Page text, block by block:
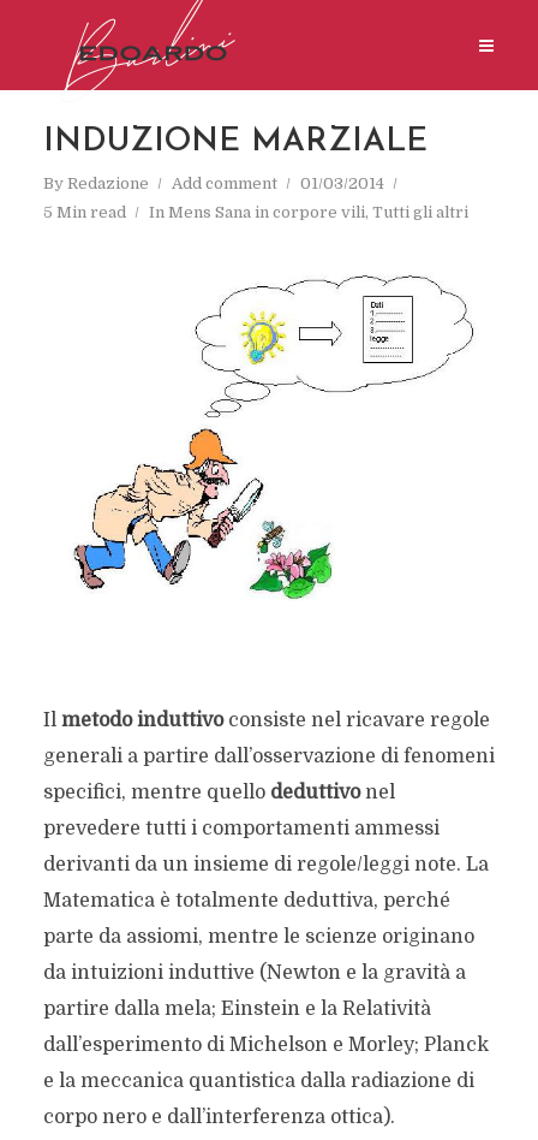
INDUZIONE MARZIALE
By Redazione Add comment
01/03/2014
5 Min read
In Mens Sana in corpore vili, Tutti gli altri
Il metodo induttivoconsiste nel ricavare regole
generali a partire dall’osservazione di fenomeni
specifici, mentre quello deduttivonel
prevedere tutti i comportamenti ammessi
derivanti da un insieme di regole/leggi note. La
Matematica è totalmente deduttiva, perché
parte da assiomi, mentre le scienze originano
da intuizioni induttive (Newton e la gravità a
partire dalla mela; Einstein e la Relatività
dall’esperimento di Michelson e Morley; Planck
e la meccanica quantistica dalla radiazione di
corpo nero e dall’interferenza ottica).